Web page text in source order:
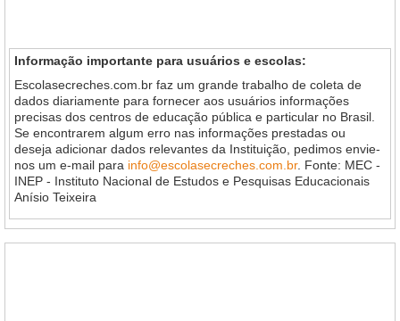
Informação importante para usuários e escolas:
Escolasecreches.com.br faz um grande trabalho de coleta de
dados diariamente para fornecer aos usuários informações
precisas dos centros de educação pública e particular no Brasil.
Se encontrarem algum erro nas informações prestadas ou
deseja adicionar dados relevantes da Instituição, pedimos envie-
nos um e-mail para info@escolasecreches.com.br. Fonte: MEC -
INEP - Instituto Nacional de Estudos e Pesquisas Educacionais
Anísio Teixeira